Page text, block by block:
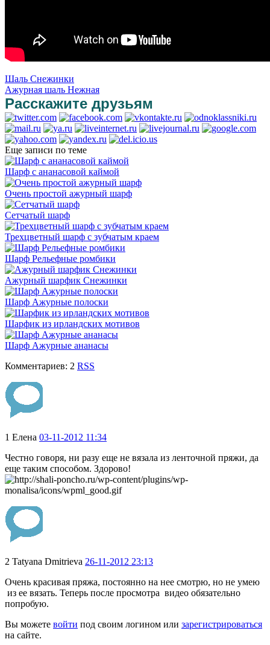
Шаль Снежинки
Ажурная шаль Нежная
Расскажите друзьям
Еще записи по теме
Шарф с ананасовой каймой
Очень простой ажурный шарф
Сетчатый шарф
Трехцветный шарф с зубчатым краем
Шарф Рельефные ромбики
Ажурный шарфик Снежинки
Шарф Ажурные полоски
Шарфик из ирландских мотивов
Шарф Ажурные ананасы
Комментариев: 2 RSS
1 Елена 03-11-2012 11:34
Честно говоря, ни разу еще не вязала из ленточной пряжи, да
еще таким способом. Здорово!
2 Tatyana Dmitrieva 26-11-2012 23:13
Очень красивая пряжа, постоянно на нее смотрю, но не умею
из ее вязать. Теперь после просмотра видео обязательно
попробую.
Вы можете войти под своим логином или зарегистрироваться
на сайте.